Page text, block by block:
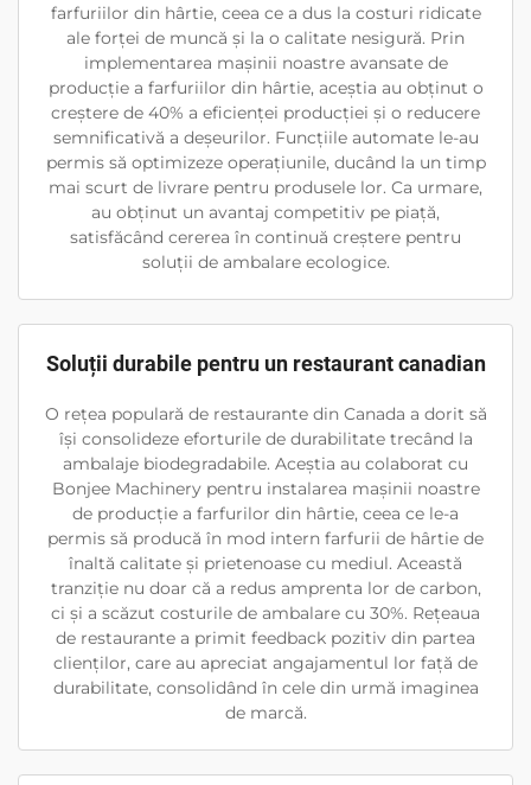
farfuriilor din hârtie, ceea ce a dus la costuri ridicate
ale forței de muncă și la o calitate nesigură. Prin
implementarea mașinii noastre avansate de
producție a farfuriilor din hârtie, aceștia au obținut o
creștere de 40% a eficienței producției și o reducere
semnificativă a deșeurilor. Funcțiile automate le-au
permis să optimizeze operațiunile, ducând la un timp
mai scurt de livrare pentru produsele lor. Ca urmare,
au obținut un avantaj competitiv pe piață,
satisfăcând cererea în continuă creștere pentru
soluții de ambalare ecologice.
Soluții durabile pentru un restaurant canadian
O rețea populară de restaurante din Canada a dorit să
își consolideze eforturile de durabilitate trecând la
ambalaje biodegradabile. Aceștia au colaborat cu
Bonjee Machinery pentru instalarea mașinii noastre
de producție a farfurilor din hârtie, ceea ce le-a
permis să producă în mod intern farfurii de hârtie de
înaltă calitate și prietenoase cu mediul. Această
tranziție nu doar că a redus amprenta lor de carbon,
ci și a scăzut costurile de ambalare cu 30%. Rețeaua
de restaurante a primit feedback pozitiv din partea
clienților, care au apreciat angajamentul lor față de
durabilitate, consolidând în cele din urmă imaginea
de marcă.